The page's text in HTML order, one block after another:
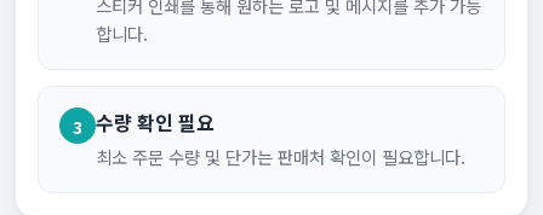
스티커 인쇄를 통해 원하는 로고 및 메시지를 추가 가능
합니다.
3 수량 확인 필요
최소 주문 수량 및 단가는 판매처 확인이 필요합니다.